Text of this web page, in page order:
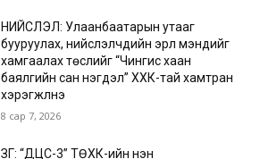
НИЙСЛЭЛ: Улаанбаатарын утааг
бууруулах, нийслэлчүүдийн эрүүл мэндийг
хамгаалах төслийг “Чингис хаан
баялгийн сан нэгдэл” ХХК-тай хамтран
хэрэгжүүлнэ
8 сар 7, 2026
ЗГ: “ДЦС-3” ТӨХК-ийн нэн